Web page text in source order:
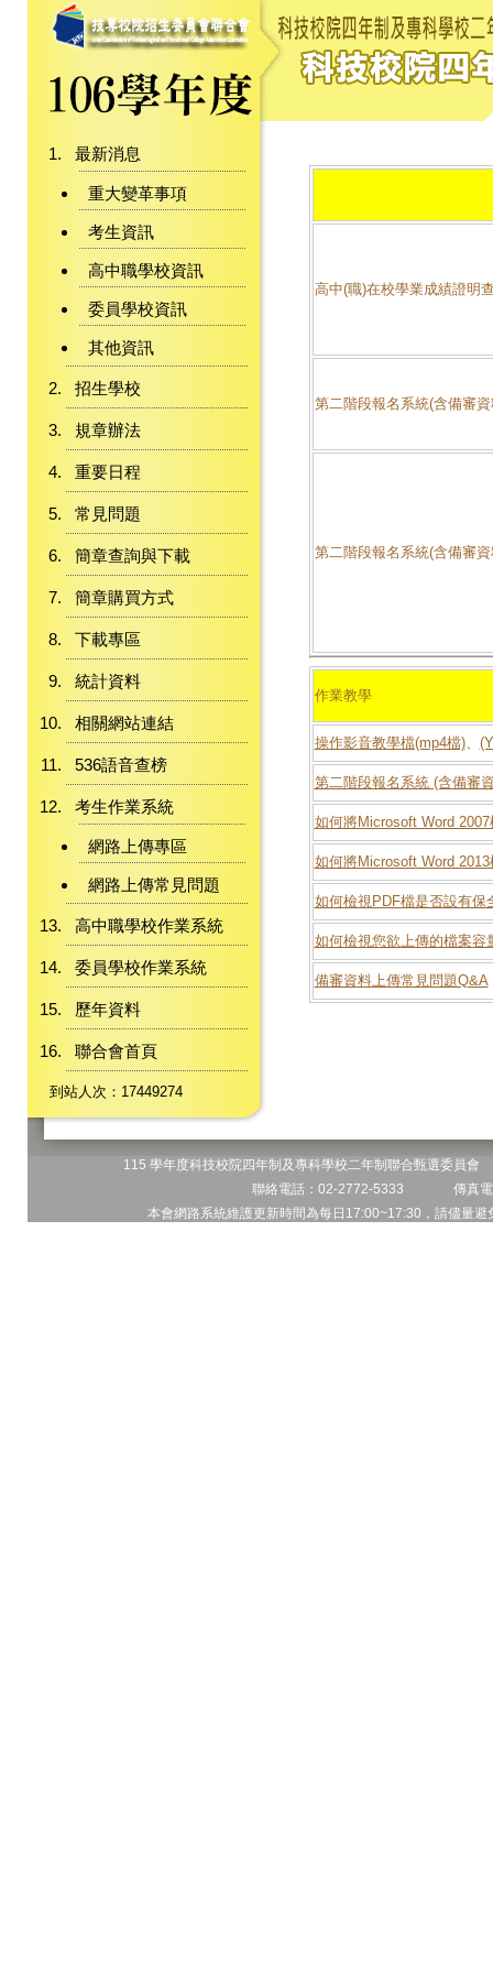
最新消息
重大變革事項
考生資訊
高中職學校資訊
委員學校資訊
其他資訊
招生學校
規章辦法
重要日程
常見問題
簡章查詢與下載
簡章購買方式
下載專區
統計資料
相關網站連結
536語音查榜
考生作業系統
網路上傳專區
網路上傳常見問題
高中職學校作業系統
委員學校作業系統
歷年資料
聯合會首頁
到站人次：17449274
高中(職)在校學業成績證明
第二階段報名系統(含備審
第二階段報名系統(含備審
作業教學
操作影音教學檔(mp4檔)、
第二階段報名系統 (含備審
如何將Microsoft Word
如何將Microsoft Word
如何檢視PDF檔是否設有保
如何檢視您欲上傳的檔案容
備審資料上傳常見問題Q&A
115 學年度科技校院四年制及專科學校二年制聯合甄選委員
聯絡電話：02-2772-5333 傳真
本會網路系統維護更新時間為每日17:00~17:30，請儘量